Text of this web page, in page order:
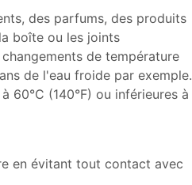
des parfums, des produits
boîte ou les joints
de température
de l'eau froide par exemple.
60°C (140°F) ou inférieures à
en évitant tout contact avec